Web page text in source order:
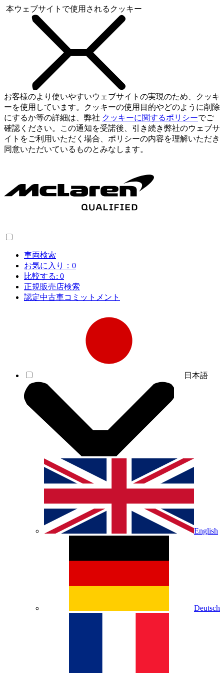
本ウェブサイトで使用されるクッキー
お客様のより使いやすいウェブサイトの実現のため、クッキ
ーを使用しています。クッキーの使用目的やどのように削除
にするか等の詳細は、弊社 クッキーに関するポリシーでご
確認ください。この通知を受諾後、引き続き弊社のウェブサ
イトをご利用いただく場合、ポリシーの内容を理解いただき
同意いただいているものとみなします。
車両検索
お気に入り： 0
比較する: 0
正規販売店検索
認定中古車コミットメント
日本語
English
Deutsch